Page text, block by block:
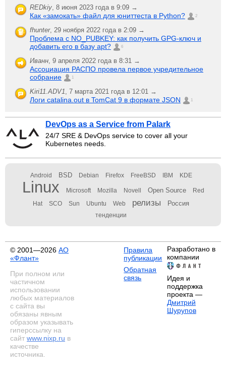
REDkiy, 8 июня 2023 года в 9:09 →
Как «замокать» файл для юниттеста в Python? 2
fhunter, 29 ноября 2022 года в 2:09 →
Проблема с NO_PUBKEY: как получить GPG-ключ и
добавить его в базу apt?
6
Иванн, 9 апреля 2022 года в 8:31 →
Ассоциация РАСПО провела первое учредительное
собрание
1
Kiri11.ADV1, 7 марта 2021 года в 12:01 →
Логи catalina.out в TomCat 9 в формате JSON 1
DevOps as a Service from Palark
24/7 SRE & DevOps service to cover all your
Kubernetes needs.
Android BSD Debian Firefox FreeBSD IBM KDE
Linux Microsoft Mozilla Novell Open Source Red
Hat SCO Sun Ubuntu Web релизы Россия
тенденции
© 2001—2026 АО
«Флант»
При полном или
частичном
использовании
любых материалов
с сайта вы
обязаны явным
образом указывать
гиперссылку на
сайт www.nixp.ru в
качестве
источника.
Правила
публикации
Обратная
связь
Разработано в
компании
Идея и
поддержка
проекта —
Дмитрий
Шурупов